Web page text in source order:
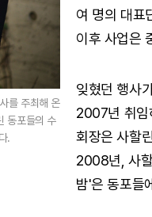
를 주최해 온
동포들의 수
.
여 명의 대표
이후 사업은
잊혔던 행사
2007년 취
회장은 사할
2008년, 사
밤'은 동포들